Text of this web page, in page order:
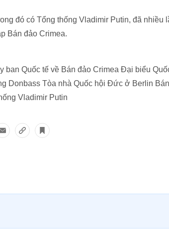
đó có Tổng thống Vladimir Putin, đã nhiều
Bán đảo Crimea.
ban Quốc tế về Bán đảo Crimea Đại biểu
Donbass Tòa nhà Quốc hội Đức ở Berlin
Vladimir Putin